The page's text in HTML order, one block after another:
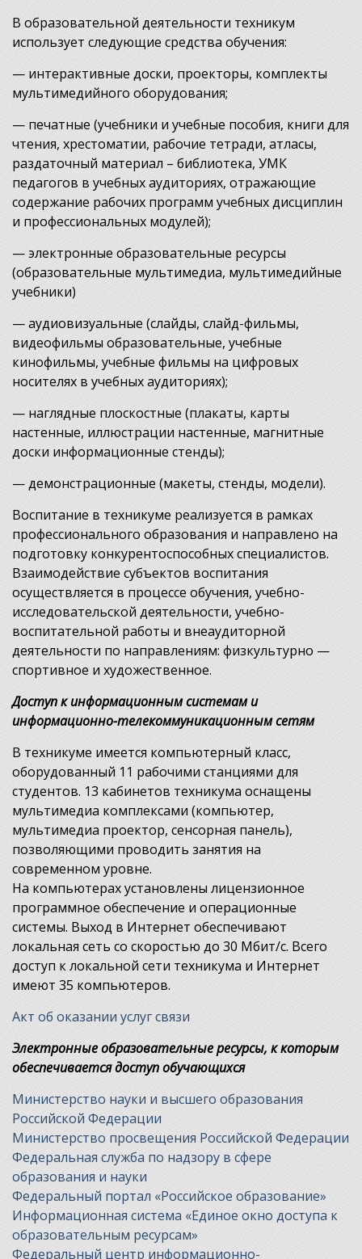
В образовательной деятельности техникум
использует следующие средства обучения:
— интерактивные доски, проекторы, комплекты
мультимедийного оборудования;
— печатные (учебники и учебные пособия, книги для
чтения, хрестоматии, рабочие тетради, атласы,
раздаточный материал – библиотека, УМК
педагогов в учебных аудиториях, отражающие
содержание рабочих программ учебных дисциплин
и профессиональных модулей);
— электронные образовательные ресурсы
(образовательные мультимедиа, мультимедийные
учебники)
— аудиовизуальные (слайды, слайд-фильмы,
видеофильмы образовательные, учебные
кинофильмы, учебные фильмы на цифровых
носителях в учебных аудиториях);
— наглядные плоскостные (плакаты, карты
настенные, иллюстрации настенные, магнитные
доски информационные стенды);
— демонстрационные (макеты, стенды, модели).
Воспитание в техникуме реализуется в рамках
профессионального образования и направлено на
подготовку конкурентоспособных специалистов.
Взаимодействие субъектов воспитания
осуществляется в процессе обучения, учебно-
исследовательской деятельности, учебно-
воспитательной работы и внеаудиторной
деятельности по направлениям: физкультурно —
спортивное и художественное.
Доступ к информационным системам и
информационно-телекоммуникационным сетям
В техникуме имеется компьютерный класс,
оборудованный 11 рабочими станциями для
студентов. 13 кабинетов техникума оснащены
мультимедиа комплексами (компьютер,
мультимедиа проектор, сенсорная панель),
позволяющими проводить занятия на
современном уровне.
На компьютерах установлены лицензионное
программное обеспечение и операционные
системы. Выход в Интернет обеспечивают
локальная сеть со скоростью до 30 Мбит/с. Всего
доступ к локальной сети техникума и Интернет
имеют 35 компьютеров.
Акт об оказании услуг связи
Электронные образовательные ресурсы, к которым
обеспечивается доступ обучающихся
Министерство науки и высшего образования
Российской Федерации
Министерство просвещения Российской Федерации
Федеральная служба по надзору в сфере
образования и науки
Федеральный портал «Российское образование»
Информационная система «Единое окно доступа к
образовательным ресурсам»
Федеральный центр информационно-